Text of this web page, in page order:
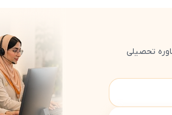
تحصیلی